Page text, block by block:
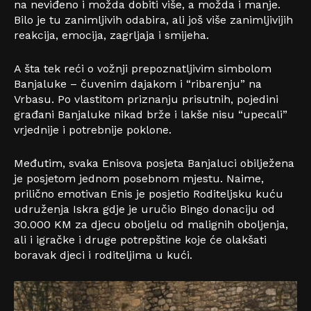
na neviđeno i možda dobiti više, a možda i manje.
Bilo je tu zanimljivih odabira, ali još više zanimljivijih
reakcija, emocija, zagrljaja i smijeha.
A šta tek reći o vožnji prepoznatljivim simbolom
Banjaluke – čuvenim dajakom i “ribarenju” na
Vrbasu. Po vlastitom priznanju prisutnih, pojedini
građani Banjaluke nikad brže i lakše nisu “upecali”
vrjednije i potrebnije poklone.
Međutim, svaka Enisova posjeta Banjaluci obilježena
je posjetom jednom posebnom mjestu. Naime,
prilično emotivan Enis je posjetio Roditeljsku kuću
udruženja Iskra gdje je uručio Bingo donaciju od
30.000 KM za djecu oboljelu od malignih oboljenja,
ali i igračke i druge potrepštine koje će olakšati
boravak djeci i roditeljima u kući.